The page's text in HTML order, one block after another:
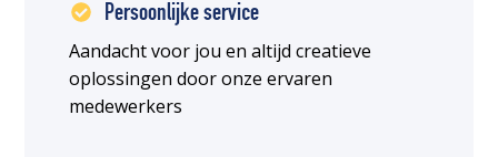
Persoonlijke service
Aandacht voor jou en altijd creatieve
oplossingen door onze ervaren
medewerkers